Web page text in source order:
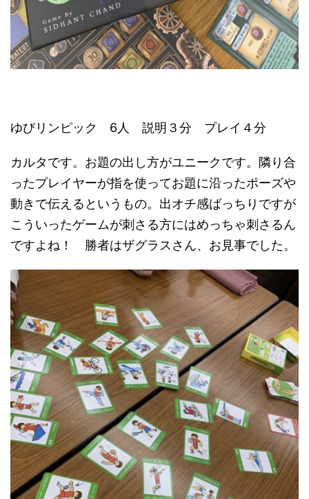
ゆびリンピック 6人 説明３分 プレイ４分
カルタです。お題の出し方がユニークです。隣り合
ったプレイヤーが指を使ってお題に沿ったポーズや
動きで伝えるというもの。出オチ感ばっちりですが
こういったゲームが刺さる方にはめっちゃ刺さるん
ですよね！ 勝者はザグラスさん、お見事でした。